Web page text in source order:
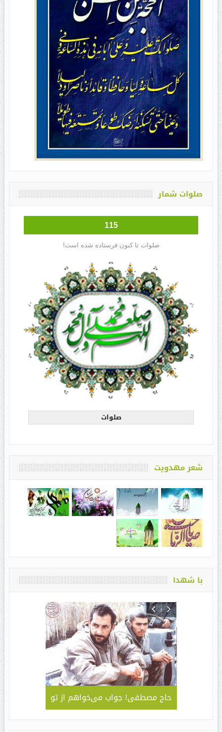
صلوات شمار
115
صلوات تا کنون فرستاده شده است!
صلوات
شعر مهدویت
با شهدا
جلوه
سبک و
حاج مصطفی! جواب می‌خواهم از تو
– کاربردی
مهدی ” /
مراسم